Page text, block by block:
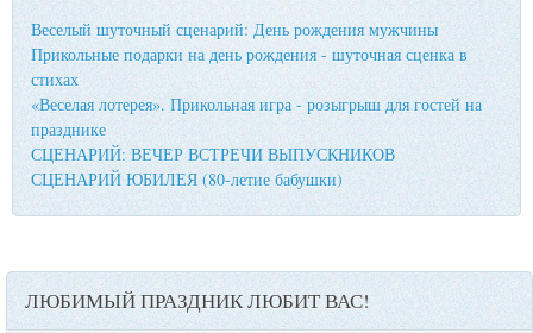
Веселый шуточный сценарий: День рождения мужчины
Прикольные подарки на день рождения - шуточная сценка в
стихах
«Веселая лотерея». Прикольная игра - розыгрыш для гостей на
празднике
СЦЕНАРИЙ: ВЕЧЕР ВСТРЕЧИ ВЫПУСКНИКОВ
СЦЕНАРИЙ ЮБИЛЕЯ (80-летие бабушки)
ЛЮБИМЫЙ ПРАЗДНИК ЛЮБИТ ВАС!